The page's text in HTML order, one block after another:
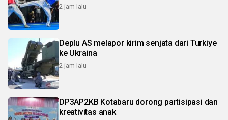
2 jam lalu
Deplu AS melapor kirim senjata dari Turkiye
ke Ukraina
2 jam lalu
DP3AP2KB Kotabaru dorong partisipasi dan
kreativitas anak